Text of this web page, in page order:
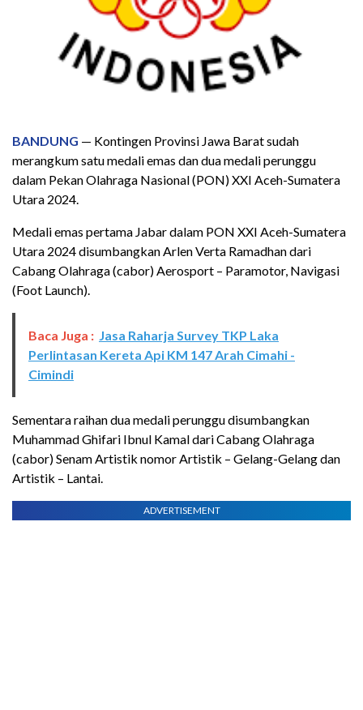
BANDUNG — Kontingen Provinsi Jawa Barat sudah
merangkum satu medali emas dan dua medali perunggu
dalam Pekan Olahraga Nasional (PON) XXI Aceh-Sumatera
Utara 2024.
Medali emas pertama Jabar dalam PON XXI Aceh-Sumatera
Utara 2024 disumbangkan Arlen Verta Ramadhan dari
Cabang Olahraga (cabor) Aerosport – Paramotor, Navigasi
(Foot Launch).
Baca Juga : Jasa Raharja Survey TKP Laka
Perlintasan Kereta Api KM 147 Arah Cimahi -
Cimindi
Sementara raihan dua medali perunggu disumbangkan
Muhammad Ghifari Ibnul Kamal dari Cabang Olahraga
(cabor) Senam Artistik nomor Artistik – Gelang-Gelang dan
Artistik – Lantai.
ADVERTISEMENT